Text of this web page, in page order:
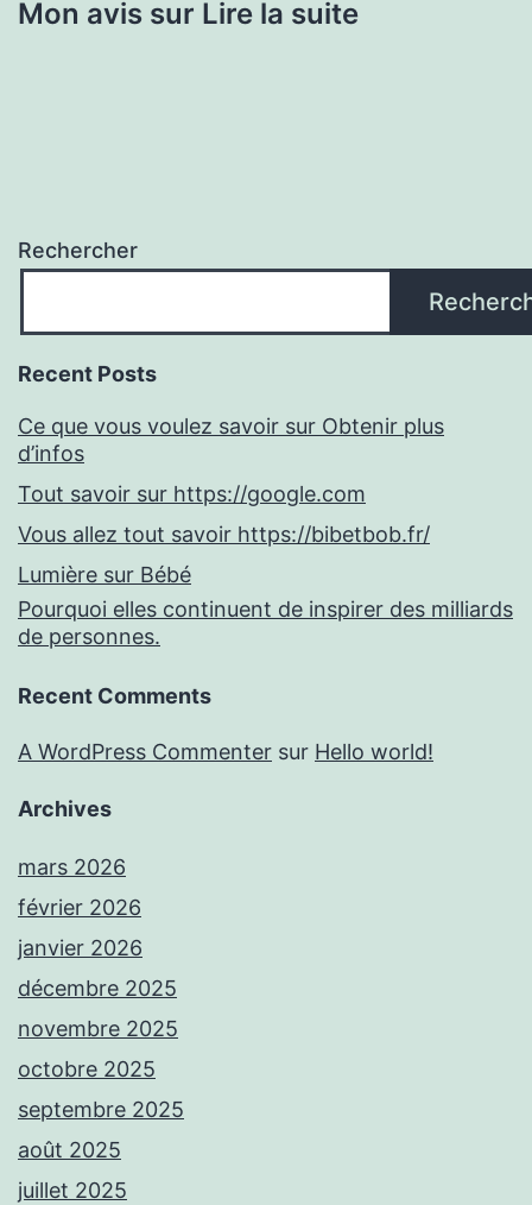
Mon avis sur Lire la suite
Rechercher
Recent Posts
Ce que vous voulez savoir sur Obtenir plus
d’infos
Tout savoir sur https://google.com
Vous allez tout savoir https://bibetbob.fr/
Lumière sur Bébé
Pourquoi elles continuent de inspirer des milliards
de personnes.
Recent Comments
A WordPress Commenter sur Hello world!
Archives
mars 2026
février 2026
janvier 2026
décembre 2025
novembre 2025
octobre 2025
septembre 2025
août 2025
juillet 2025